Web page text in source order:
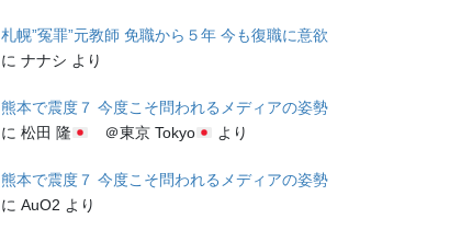
札幌”冤罪”元教師 免職から５年 今も復職に意欲
にナナシ より
熊本で震度７ 今度こそ問われるメディアの姿勢
に松田 隆 ＠東京 Tokyo より
熊本で震度７ 今度こそ問われるメディアの姿勢
にAuO2 より